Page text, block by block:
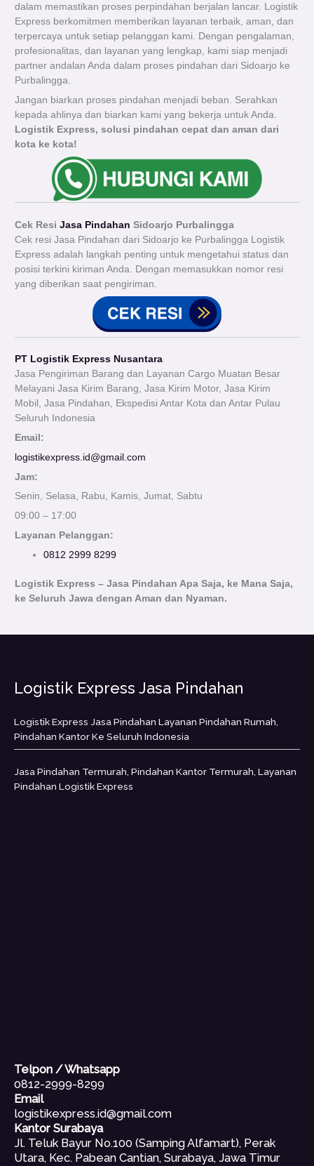
dalam memastikan proses perpindahan berjalan lancar. Logistik
Express berkomitmen memberikan layanan terbaik, aman, dan
terpercaya untuk setiap pelanggan kami. Dengan pengalaman,
profesionalitas, dan layanan yang lengkap, kami siap menjadi
partner andalan Anda dalam proses pindahan dari Sidoarjo ke
Purbalingga.
Jangan biarkan proses pindahan menjadi beban. Serahkan
kepada ahlinya dan biarkan kami yang bekerja untuk Anda.
Logistik Express, solusi pindahan cepat dan aman dari
kota ke kota!
Cek ResiJasa Pindahan Sidoarjo Purbalingga
Cek resi Jasa Pindahan dari Sidoarjo ke Purbalingga Logistik
Express adalah langkah penting untuk mengetahui status dan
posisi terkini kiriman Anda. Dengan memasukkan nomor resi
yang diberikan saat pengiriman.
PT Logistik Express Nusantara
Jasa Pengiriman Barang dan Layanan Cargo Muatan Besar
Melayani Jasa Kirim Barang, Jasa Kirim Motor, Jasa Kirim
Mobil, Jasa Pindahan, Ekspedisi Antar Kota dan Antar Pulau
Seluruh Indonesia
Email:
logistikexpress.id@gmail.com
Jam:
Senin, Selasa, Rabu, Kamis, Jumat, Sabtu
09:00 – 17:00
Layanan Pelanggan:
0812 2999 8299
Logistik Express – Jasa Pindahan Apa Saja, ke Mana Saja,
ke Seluruh Jawa dengan Aman dan Nyaman.
Logistik Express Jasa Pindahan
Logistik Express Jasa Pindahan Layanan Pindahan Rumah,
Pindahan Kantor Ke Seluruh Indonesia
Jasa Pindahan Termurah, Pindahan Kantor Termurah, Layanan
Pindahan Logistik Express
Telpon / Whatsapp
0812-2999-8299
Email
logistikexpress.id@gmail.com
Kantor Surabaya
Jl. Teluk Bayur No.100 (Samping Alfamart), Perak
Utara, Kec. Pabean Cantian, Surabaya, Jawa Timur